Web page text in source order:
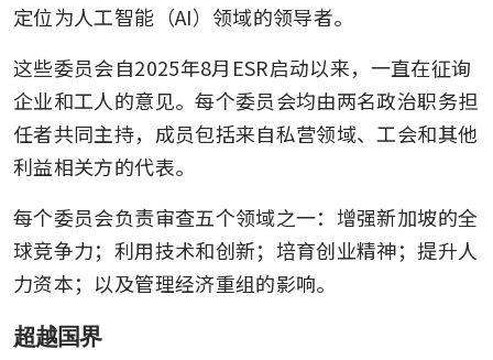
定位为人工智能（AI）领域的领导者。
这些委员会自2025年8月ESR启动以来，一直在征询
企业和工人的意见。每个委员会均由两名政治职务担
任者共同主持，成员包括来自私营领域、工会和其他
利益相关方的代表。
每个委员会负责审查五个领域之一：增强新加坡的全
球竞争力；利用技术和创新；培育创业精神；提升人
力资本；以及管理经济重组的影响。
超越国界